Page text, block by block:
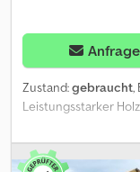
Zustand:gebraucht,
Leistungsstarker
Schneidscheibe 760
200 mm
kann mit Werbung